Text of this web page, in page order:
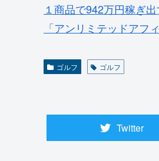
１商品で942万円稼ぎ
「アンリミテッドアフ
ゴルフ ゴルフ
Twitter